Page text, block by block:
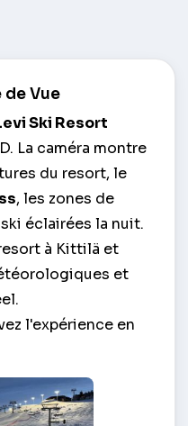
Vue
Ski Resort
La caméra montre
du resort, le
, les zones de
éclairées la nuit.
à Kittilä et
et
l'expérience en